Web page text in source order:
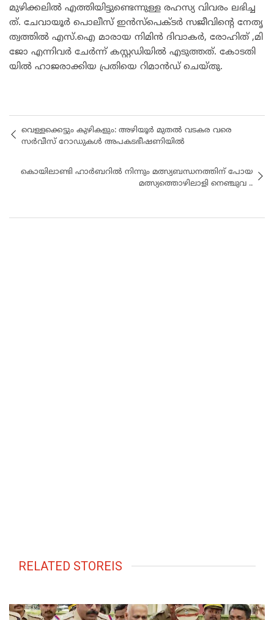
മു​ഴി​ക്ക​ലി​ൽ എ​ത്തി​യി​ട്ടു​ണ്ടെ​ന്നു​ള്ള ര​ഹ​സ്യ വി​വ​രം ല​ഭി​ച്ച​
ത്. ചേ​വാ​യൂ​ർ പൊ​ലീ​സ് ഇ​ൻ​സ്പെ​ക്ട​ർ സ​ജീ​വി​ന്റെ നേ​തൃ​
ത്വ​ത്തി​ൽ എ​സ്.​ഐ മാ​രാ​യ നി​മി​ൻ ദി​വാ​ക​ർ, രോ​ഹി​ത് ,മി​
ജോ എ​ന്നി​വ​ർ ചേ​ർ​ന്ന് ക​സ്റ്റ​ഡി​യി​ൽ എ​ടു​ത്ത​ത്. കോ​ട​തി​
യി​ൽ ഹാ​ജ​രാ​ക്കി​യ പ്ര​തി​യെ റി​മാ​ൻ​ഡ് ചെ​യ്തു.
വെള്ളക്കെട്ടും കുഴികളും: അഴിയൂർ മുതൽ വടകര വരെ
സർവീസ് റോഡുകൾ അപകടഭീഷണിയിൽ
കൊയിലാണ്ടി ഹാര്‍ബറില്‍ നിന്നും മത്സ്യബന്ധനത്തിന് പോയ
മത്സ്യത്തൊഴിലാളി നെഞ്ചുവ ..
RELATED STOREIS